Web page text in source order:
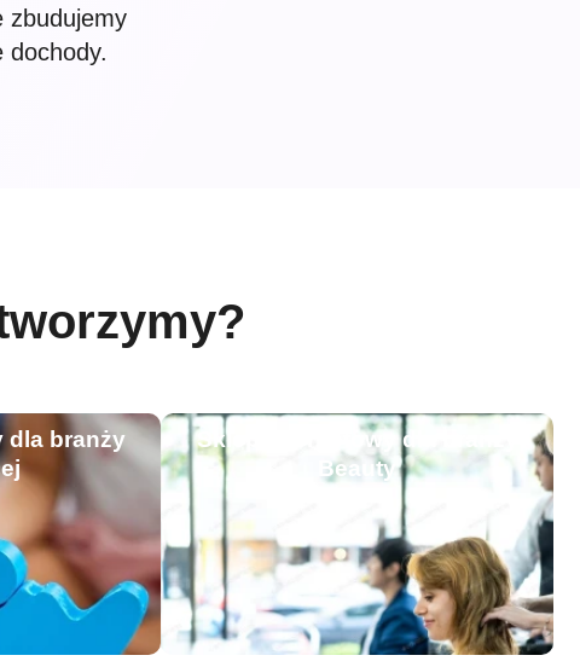
zbudujemy
dochody.
dla branży
Sklep internetowy dla branży
Beauty